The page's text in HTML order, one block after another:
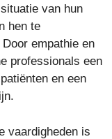
van hun
hen te
empathie en
professionals een
en een
vaardigheden is